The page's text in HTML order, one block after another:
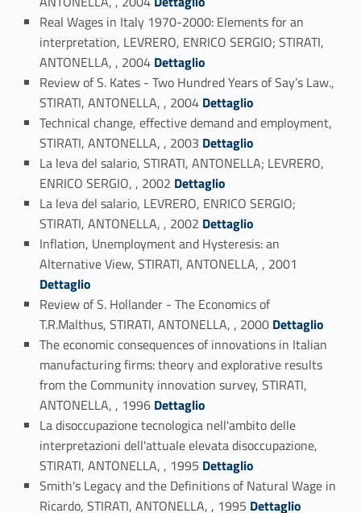
Real Wages in Italy 1970-2000: Elements for an
interpretation, LEVRERO, ENRICO SERGIO; STIRATI,
ANTONELLA, , 2004 Link identifier #identifier_person_161386-55
Dettaglio
Review of S. Kates - Two Hundred Years of Say’s Law.,
STIRATI, ANTONELLA, , 2004 Link identifier #identifier_person_351-56
Dettaglio
Technical change, effective demand and employment,
STIRATI, ANTONELLA, , 2003 Link identifier #identifier_person_99717-57
Dettaglio
La leva del salario, STIRATI, ANTONELLA; LEVRERO,
ENRICO SERGIO, , 2002 Link identifier #identifier_person_30580-58
Dettaglio
La leva del salario, LEVRERO, ENRICO SERGIO;
STIRATI, ANTONELLA, , 2002 Link identifier #identifier_person_130906-59
Dettaglio
Inflation, Unemployment and Hysteresis: an
Alternative View, STIRATI, ANTONELLA, , 2001
Dettaglio
Review of S. Hollander - The Economics of
T.R.Malthus, STIRATI, ANTONELLA, , 2000 Link identifier #identifier_person_124618-61
Dettaglio
The economic consequences of innovations in Italian
manufacturing firms: theory and explorative results
from the Community innovation survey, STIRATI,
ANTONELLA, , 1996Link identifier #identifier_person_184316-62Dettaglio
La disoccupazione tecnologica nell'ambito delle
interpretazioni dell'attuale elevata disoccupazione,
STIRATI, ANTONELLA, , 1995 Link identifier #identifier_person_132582-63
Dettaglio
Smith's Legacy and the Definitions of Natural Wage in
Ricardo, STIRATI, ANTONELLA, , 1995 Link identifier #identifier_person_61424-64
Dettaglio